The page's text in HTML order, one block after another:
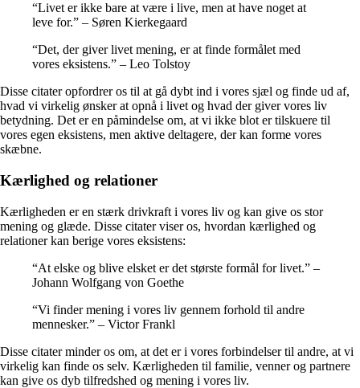
“Livet er ikke bare at være i live, men at have noget at
leve for.” – Søren Kierkegaard
“Det, der giver livet mening, er at finde formålet med
vores eksistens.” – Leo Tolstoy
Disse citater opfordrer os til at gå dybt ind i vores sjæl og finde ud af,
hvad vi virkelig ønsker at opnå i livet og hvad der giver vores liv
betydning. Det er en påmindelse om, at vi ikke blot er tilskuere til
vores egen eksistens, men aktive deltagere, der kan forme vores
skæbne.
Kærlighed og relationer
Kærligheden er en stærk drivkraft i vores liv og kan give os stor
mening og glæde. Disse citater viser os, hvordan kærlighed og
relationer kan berige vores eksistens:
“At elske og blive elsket er det største formål for livet.” –
Johann Wolfgang von Goethe
“Vi finder mening i vores liv gennem forhold til andre
mennesker.” – Victor Frankl
Disse citater minder os om, at det er i vores forbindelser til andre, at vi
virkelig kan finde os selv. Kærligheden til familie, venner og partnere
kan give os dyb tilfredshed og mening i vores liv.